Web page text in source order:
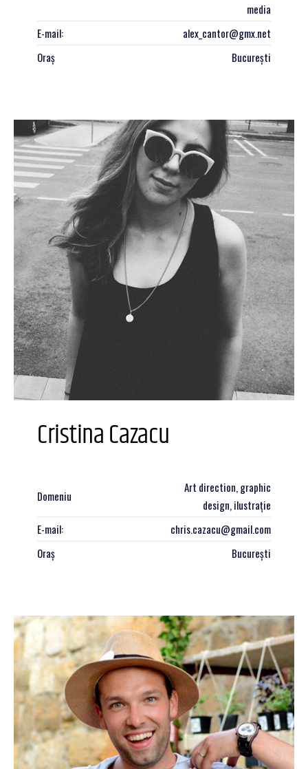
media
E-mail:
alex_cantor@gmx.net
Oraș
București
Cristina Cazacu
Domeniu
Art direction, graphic
design, ilustrație
E-mail:
chris.cazacu@gmail.com
Oraș
București